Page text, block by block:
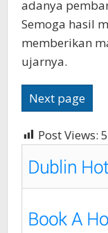
adanya
Semoga hasil
memberikan
ujarnya.
Next page
Post Views: